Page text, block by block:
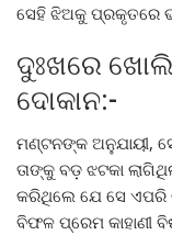
ସେହି ଝିଅକୁ ପ୍ରକୃତରେ
ଦୁଃଖରେ
ଦୋକାନ:-
ମଣ୍ଟନଙ୍କ ଅନୁଯାୟୀ,
ତାଙ୍କୁ ବଡ଼ ଝଟକା
କରିଥିଲେ ଯେ ସେ ଏପରି
ବିଫଳ ପ୍ରେମ କାହାଣୀ